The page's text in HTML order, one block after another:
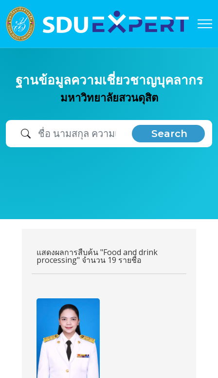
ฐานข้อมูลความเชี่ยวชาญบุคลากร
มหาวิทยาลัยสวนดุสิต
Search
แสดงผลการสืบค้น "Food and drink
processing" จำนวน 19 รายชื่อ